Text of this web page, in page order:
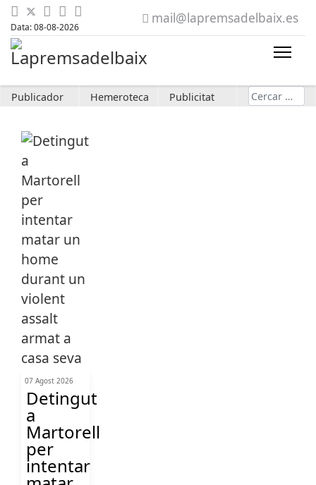
Data: 08-08-2026
mail@lapremsadelbaix.es
Publicador Hemeroteca Publicitat Cerca
07 Agost 2026
Detingut
a
Martorell
per
intentar